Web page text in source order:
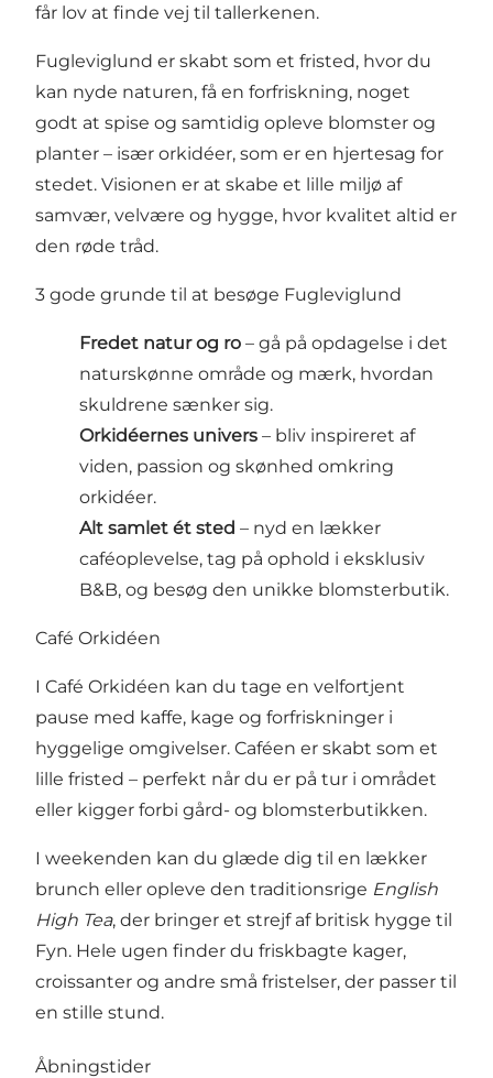
får lov at finde vej til tallerkenen.
Fugleviglund er skabt som et fristed, hvor du
kan nyde naturen, få en forfriskning, noget
godt at spise og samtidig opleve blomster og
planter – især orkidéer, som er en hjertesag for
stedet. Visionen er at skabe et lille miljø af
samvær, velvære og hygge, hvor kvalitet altid er
den røde tråd.
3 gode grunde til at besøge Fugleviglund
Fredet natur og ro – gå på opdagelse i det
naturskønne område og mærk, hvordan
skuldrene sænker sig.
Orkidéernes univers – bliv inspireret af
viden, passion og skønhed omkring
orkidéer.
Alt samlet ét sted – nyd en lækker
caféoplevelse, tag på ophold i eksklusiv
B&B, og besøg den unikke blomsterbutik.
Café Orkidéen
I Café Orkidéen kan du tage en velfortjent
pause med kaffe, kage og forfriskninger i
hyggelige omgivelser. Caféen er skabt som et
lille fristed – perfekt når du er på tur i området
eller kigger forbi gård- og blomsterbutikken.
I weekenden kan du glæde dig til en lækker
brunch eller opleve den traditionsrige English
High Tea, der bringer et strejf af britisk hygge til
Fyn. Hele ugen finder du friskbagte kager,
croissanter og andre små fristelser, der passer til
en stille stund.
Åbningstider